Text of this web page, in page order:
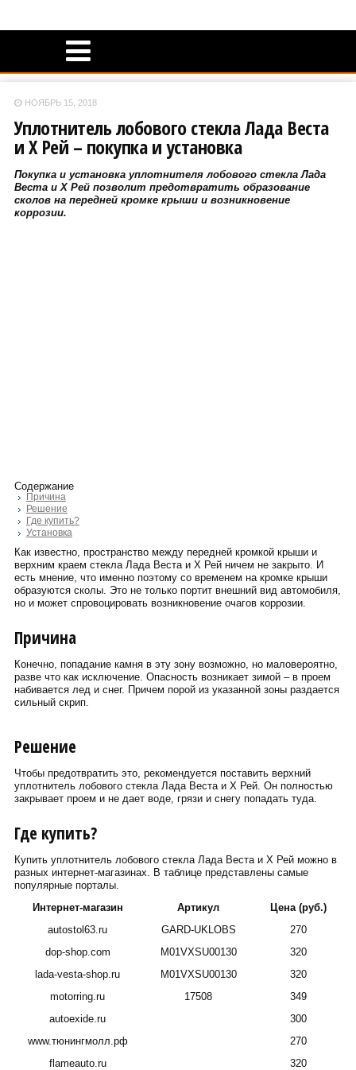
НОЯБРЬ 15, 2018
Уплотнитель лобового стекла Лада Веста
и Х Рей – покупка и установка
Покупка и установка уплотнителя лобового стекла Лада
Веста и Х Рей позволит предотвратить образование
сколов на передней кромке крыши и возникновение
коррозии.
Содержание
Причина
Решение
Где купить?
Установка
Как известно, пространство между передней кромкой крыши и
верхним краем стекла Лада Веста и Х Рей ничем не закрыто. И
есть мнение, что именно поэтому со временем на кромке крыши
образуются сколы. Это не только портит внешний вид автомобиля,
но и может спровоцировать возникновение очагов коррозии.
Причина
Конечно, попадание камня в эту зону возможно, но маловероятно,
разве что как исключение. Опасность возникает зимой – в проем
набивается лед и снег. Причем порой из указанной зоны раздается
сильный скрип.
Решение
Чтобы предотвратить это, рекомендуется поставить верхний
уплотнитель лобового стекла Лада Веста и Х Рей. Он полностью
закрывает проем и не дает воде, грязи и снегу попадать туда.
Где купить?
Купить уплотнитель лобового стекла Лада Веста и Х Рей можно в
разных интернет-магазинах. В таблице представлены самые
популярные порталы.
Интернет-магазин
Артикул
Цена (руб.)
autostol63.ru
GARD-UKLOBS
270
dop-shop.com
M01VXSU00130
320
lada-vesta-shop.ru
M01VXSU00130
320
motorring.ru
17508
349
autoexide.ru
300
www.тюнингмолл.рф
270
flameauto.ru
320